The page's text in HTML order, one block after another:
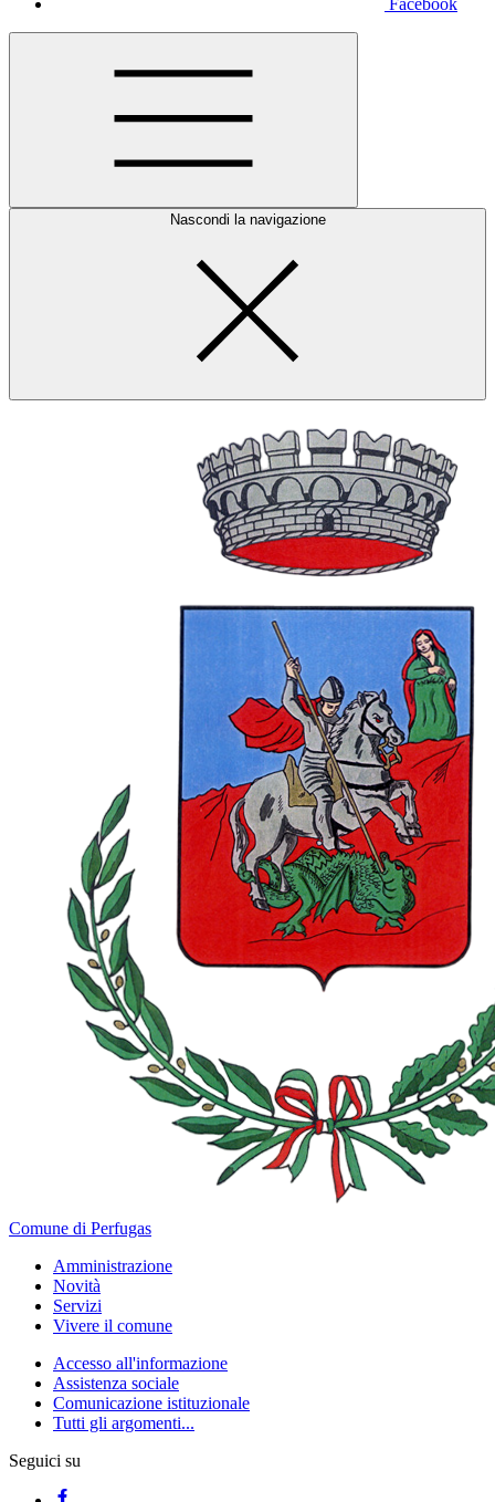
Facebook
Nascondi la navigazione
Comune di Perfugas
Amministrazione
Novità
Servizi
Vivere il comune
Accesso all'informazione
Assistenza sociale
Comunicazione istituzionale
Tutti gli argomenti...
Seguici su